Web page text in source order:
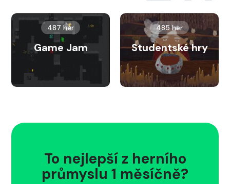
487 her
Game Jam
485 her
Studentské hry
To nejlepší z herního
průmyslu 1 měsíčně?